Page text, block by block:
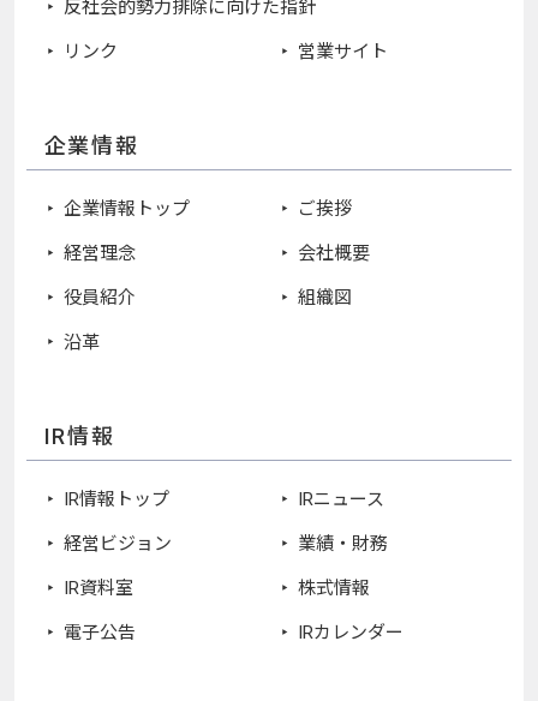
反社会的勢力排除に向けた指針
リンク 営業サイト
企業情報
企業情報トップ ご挨拶
経営理念 会社概要
役員紹介 組織図
沿革
IR情報
IR情報トップ IRニュース
経営ビジョン 業績・財務
IR資料室 株式情報
電子公告 IRカレンダー